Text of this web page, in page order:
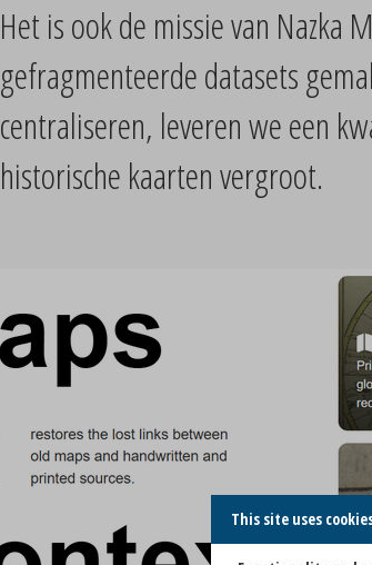
Het is ook de missie van
gefragmenteerde datasets
centraliseren, leveren we een
This site uses